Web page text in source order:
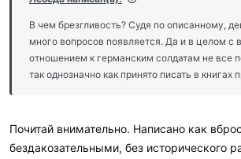
В чем брезгливость? Судя по описанному,
много вопросов появляется. Да и в целом с
отношением к германским солдатам не все
так однозначно как принято писать в книгах
Почитай внимательно. Написано как
бездакозательными, без исторического